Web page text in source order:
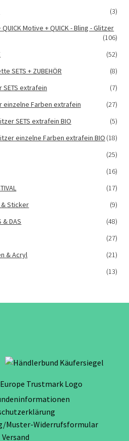
(3)
Motive + QUICK - Bling - Glitzer
(106)
(52)
SETS + ZUBEHÖR
(8)
SETS extrafein
(7)
einzelne Farben extrafein
(27)
SETS extrafein BIO
(5)
einzelne Farben extrafein BIO (18)
(25)
(16)
(17)
& Sticker
(9)
& DAS
(48)
(27)
& Acryl
(21)
(13)
Muster-Widerrufsformular
Versand